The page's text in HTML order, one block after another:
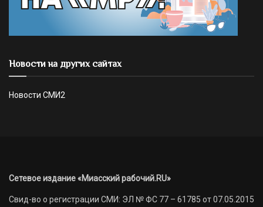
Новости на других сайтах
Новости СМИ2
Сетевое издание «Миасский рабочий.RU»
Свид-во о регистрации СМИ: ЭЛ № ФС 77 – 61785 от 07.05.2015